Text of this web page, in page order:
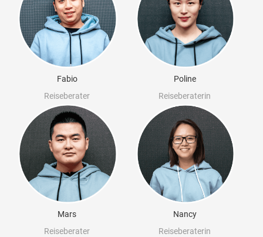
Fabio
Reiseberater
Poline
Reiseberaterin
Mars
Reiseberater
Nancy
Reiseberaterin